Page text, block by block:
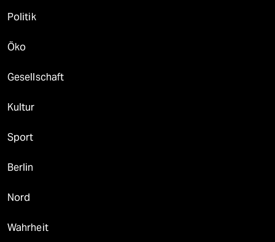
Politik
Öko
Gesellschaft
Kultur
Sport
Berlin
Nord
Wahrheit